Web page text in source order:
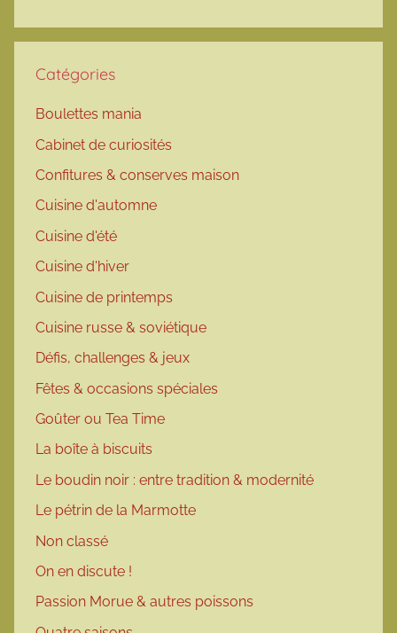
Catégories
Boulettes mania
Cabinet de curiosités
Confitures & conserves maison
Cuisine d'automne
Cuisine d'été
Cuisine d'hiver
Cuisine de printemps
Cuisine russe & soviétique
Défis, challenges & jeux
Fêtes & occasions spéciales
Goûter ou Tea Time
La boîte à biscuits
Le boudin noir : entre tradition & modernité
Le pétrin de la Marmotte
Non classé
On en discute !
Passion Morue & autres poissons